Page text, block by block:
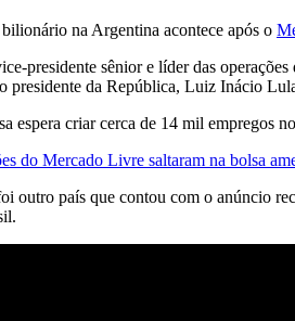
na Argentina acontece após o
presidente sênior e líder das
presidente da República, Luiz Inácio
espera criar cerca de 14 mil
do Mercado Livre saltaram na bolsa
outro país que contou com o anúncio